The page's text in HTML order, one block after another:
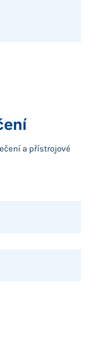
a přístrojové